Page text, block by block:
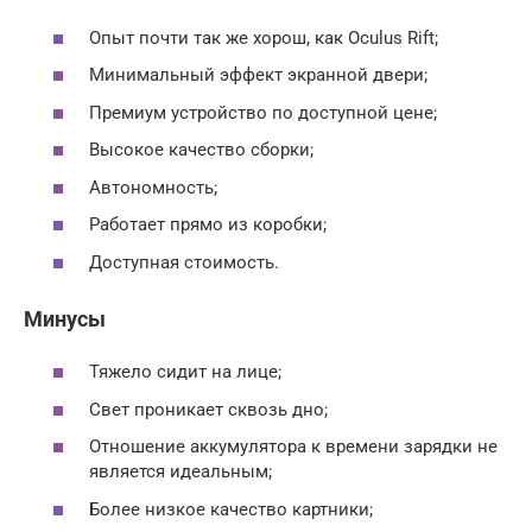
Опыт почти так же хорош, как Oculus Rift;
Минимальный эффект экранной двери;
Премиум устройство по доступной цене;
Высокое качество сборки;
Автономность;
Работает прямо из коробки;
Доступная стоимость.
Минусы
Тяжело сидит на лице;
Свет проникает сквозь дно;
Отношение аккумулятора к времени зарядки не
является идеальным;
Более низкое качество картники;